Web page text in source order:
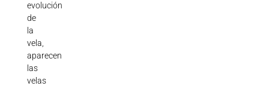
evolución
de
la
vela,
aparecen
las
velas